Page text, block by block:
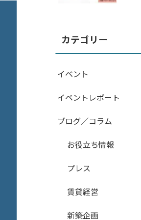
カテゴリー
イベント
イベントレポート
ブログ／コラム
お役立ち情報
プレス
賃貸経営
新築企画